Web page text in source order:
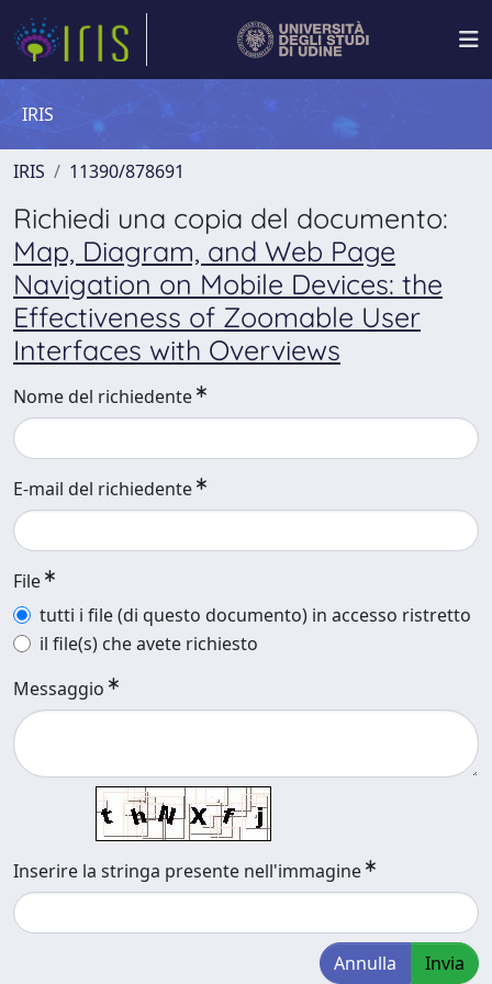
IRIS
IRIS 11390/878691
Richiedi una copia del documento:
Map, Diagram, and Web Page
Navigation on Mobile Devices: the
Effectiveness of Zoomable User
Interfaces with Overviews
Nome del richiedente
E-mail del richiedente
File
tutti i file (di questo documento) in accesso ristretto
il file(s) che avete richiesto
Messaggio
Inserire la stringa presente nell'immagine
Annulla Invia